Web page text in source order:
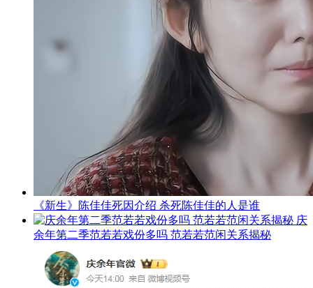
《新生》陈佳佳死因介绍 杀死陈佳佳的人是谁
庆
余年第二季范若若戏份多吗 范若若范闲关系揭秘